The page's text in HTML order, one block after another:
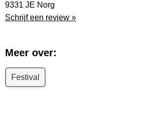
9331 JE Norg
Schrijf een review »
Meer over:
Festival